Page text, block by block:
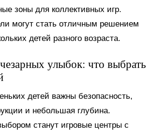
зоны для коллективных игр.
могут стать отличным решением
детей разного возраста.
улыбок: что выбрать
детей важны безопасность,
и небольшая глубина.
станут игровые центры с